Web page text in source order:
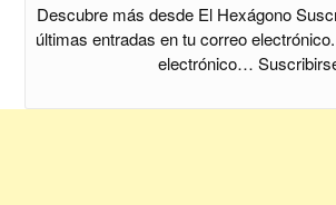
Descubre más desde El Hexágono
últimas entradas en tu correo
electrónico…